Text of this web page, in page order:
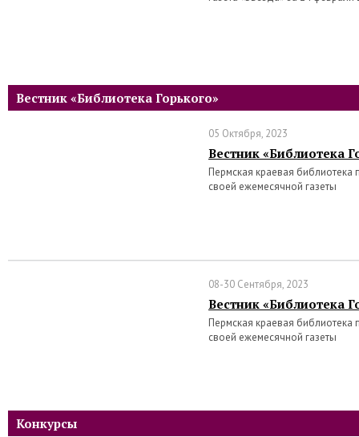
Вестник «Библиотека Горького»
05 Октября, 2023
Вестник «Библиотека
Пермская краевая
своей ежемесячной газеты
08-30 Сентября, 2023
Вестник «Библиотека
Пермская краевая
своей ежемесячной газеты
Конкурсы